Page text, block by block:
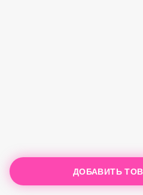
ДОБАВИТЬ